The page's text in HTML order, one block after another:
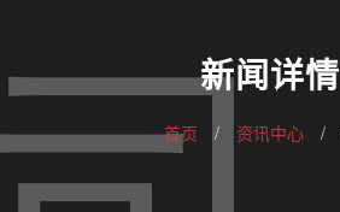
新闻详情
首页 / 资讯中心 /